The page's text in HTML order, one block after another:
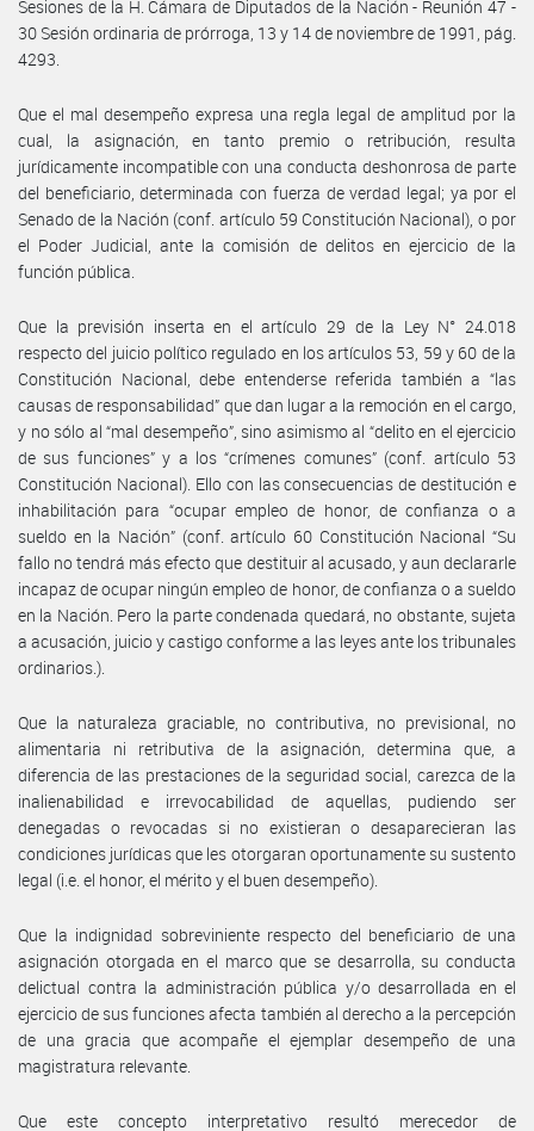
Sesiones de la H. Cámara de Diputados de la Nación - Reunión 47 -
30 Sesión ordinaria de prórroga, 13 y 14 de noviembre de 1991, pág.
4293.
Que el mal desempeño expresa una regla legal de amplitud por la
cual, la asignación, en tanto premio o retribución, resulta
jurídicamente incompatible con una conducta deshonrosa de parte
del beneficiario, determinada con fuerza de verdad legal; ya por el
Senado de la Nación (conf. artículo 59 Constitución Nacional), o por
el Poder Judicial, ante la comisión de delitos en ejercicio de la
función pública.
Que la previsión inserta en el artículo 29 de la Ley N° 24.018
respecto del juicio político regulado en los artículos 53, 59 y 60 de la
Constitución Nacional, debe entenderse referida también a “las
causas de responsabilidad” que dan lugar a la remoción en el cargo,
y no sólo al “mal desempeño”, sino asimismo al “delito en el ejercicio
de sus funciones” y a los “crímenes comunes” (conf. artículo 53
Constitución Nacional). Ello con las consecuencias de destitución e
inhabilitación para “ocupar empleo de honor, de confianza o a
sueldo en la Nación” (conf. artículo 60 Constitución Nacional “Su
fallo no tendrá más efecto que destituir al acusado, y aun declararle
incapaz de ocupar ningún empleo de honor, de confianza o a sueldo
en la Nación. Pero la parte condenada quedará, no obstante, sujeta
a acusación, juicio y castigo conforme a las leyes ante los tribunales
ordinarios.).
Que la naturaleza graciable, no contributiva, no previsional, no
alimentaria ni retributiva de la asignación, determina que, a
diferencia de las prestaciones de la seguridad social, carezca de la
inalienabilidad e irrevocabilidad de aquellas, pudiendo ser
denegadas o revocadas si no existieran o desaparecieran las
condiciones jurídicas que les otorgaran oportunamente su sustento
legal (i.e. el honor, el mérito y el buen desempeño).
Que la indignidad sobreviniente respecto del beneficiario de una
asignación otorgada en el marco que se desarrolla, su conducta
delictual contra la administración pública y/o desarrollada en el
ejercicio de sus funciones afecta también al derecho a la percepción
de una gracia que acompañe el ejemplar desempeño de una
magistratura relevante.
Que este concepto interpretativo resultó merecedor de